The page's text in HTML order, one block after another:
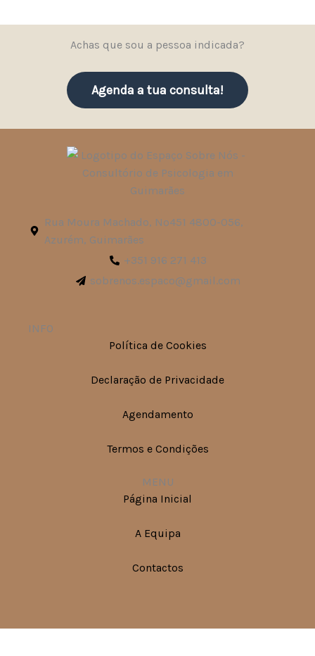
Achas que sou a pessoa indicada?
Agenda a tua consulta!
Rua Moura Machado, Nº451 4800-056,
Azurém, Guimarães
+351 916 271 413
sobrenos.espaco@gmail.com
INFO
Política de Cookies
Declaração de Privacidade
Agendamento
Termos e Condições
MENU
Página Inicial
A Equipa
Contactos